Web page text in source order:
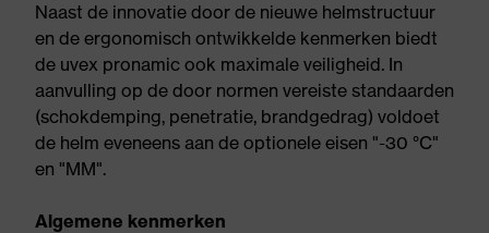
Naast de innovatie door de nieuwe helmstructuur
en de ergonomisch ontwikkelde kenmerken biedt
de uvex pronamic ook maximale veiligheid. In
aanvulling op de door normen vereiste standaarden
(schokdemping, penetratie, brandgedrag) voldoet
de helm eveneens aan de optionele eisen "-30 °C"
en "MM".
Algemene kenmerken